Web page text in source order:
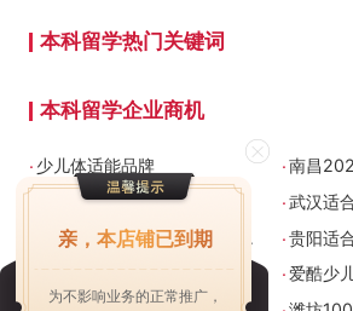
本科留学热门关键词
本科留学企业商机
. 少儿体适能品牌 .南昌2022
.
泉州100万预算有什么好项目 .武汉适
南宁适合大城市的前景好的项目 .贵阳适
青岛少儿体能中心加盟投资 . 爱酷少
.
亲，本店铺已到期
为不影响业务的正常推广，